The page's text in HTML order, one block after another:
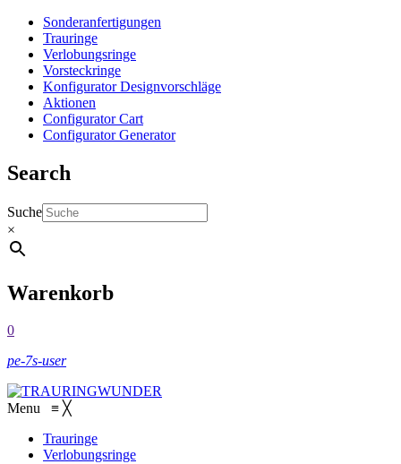
Sonderanfertigungen
Trauringe
Verlobungsringe
Vorsteckringe
Konfigurator Designvorschläge
Aktionen
Configurator Cart
Configurator Generator
Search
Suche
×
Warenkorb
0
pe-7s-user
Menu ≡ ╳
Trauringe
Verlobungsringe